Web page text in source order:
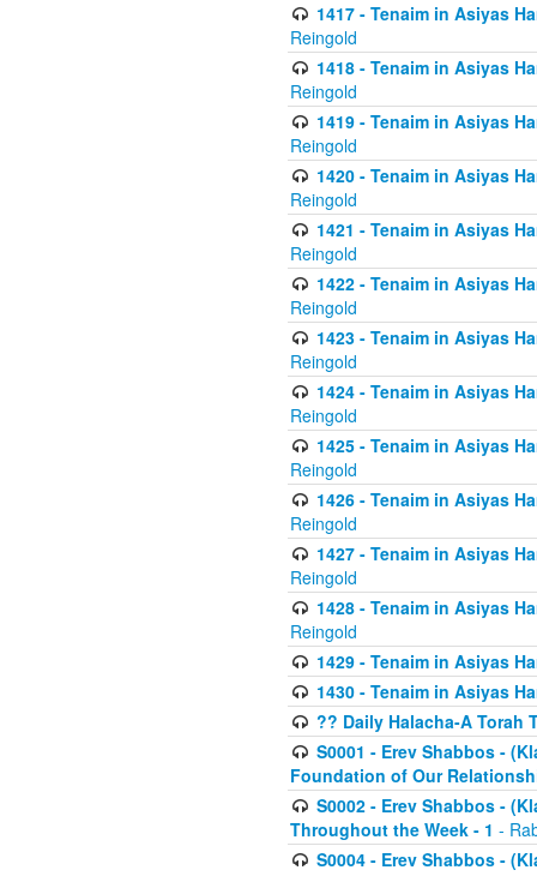
1417 - Tenaim in Asiyas
Reingold
1418 - Tenaim in Asiyas
Reingold
1419 - Tenaim in Asiyas
Reingold
1420 - Tenaim in Asiyas
Reingold
1421 - Tenaim in Asiyas
Reingold
1422 - Tenaim in Asiyas
Reingold
1423 - Tenaim in Asiyas
Reingold
1424 - Tenaim in Asiyas
Reingold
1425 - Tenaim in Asiyas
Reingold
1426 - Tenaim in Asiyas
Reingold
1427 - Tenaim in Asiyas
Reingold
1428 - Tenaim in Asiyas
Reingold
1429 - Tenaim in Asiyas
1430 - Tenaim in Asiyas
?? Daily Halacha-A Torah
S0001 - Erev Shabbos -
Foundation of Our
S0002 - Erev Shabbos -
Throughout the Week - 1 -
S0004 - Erev Shabbos -